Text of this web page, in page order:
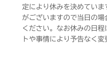
定により休みを決めてい
がございますので当日の
ください。なお休みの日
トや事情により予告なく